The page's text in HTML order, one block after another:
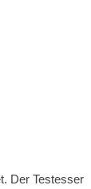
Der Testesser